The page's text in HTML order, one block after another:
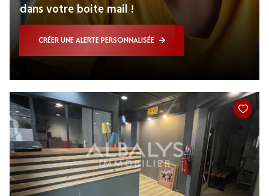
dans votre boite mail !
CRÉER UNE ALERTE PERSONNALISÉE